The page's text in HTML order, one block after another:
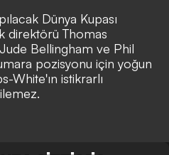
Dünya Kupası
direktörü Thomas
Bellingham ve Phil
pozisyonu için yoğun
White'ın istikrarlı